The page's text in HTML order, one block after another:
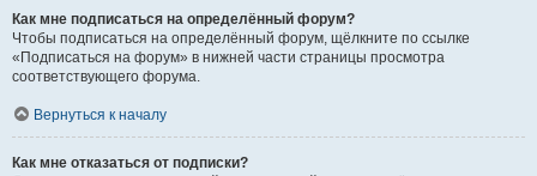
Как мне подписаться на определённый форум?
Чтобы подписаться на определённый форум, щёлкните по ссылке
«Подписаться на форум» в нижней части страницы просмотра
соответствующего форума.
Вернуться к началу
Как мне отказаться от подписки?